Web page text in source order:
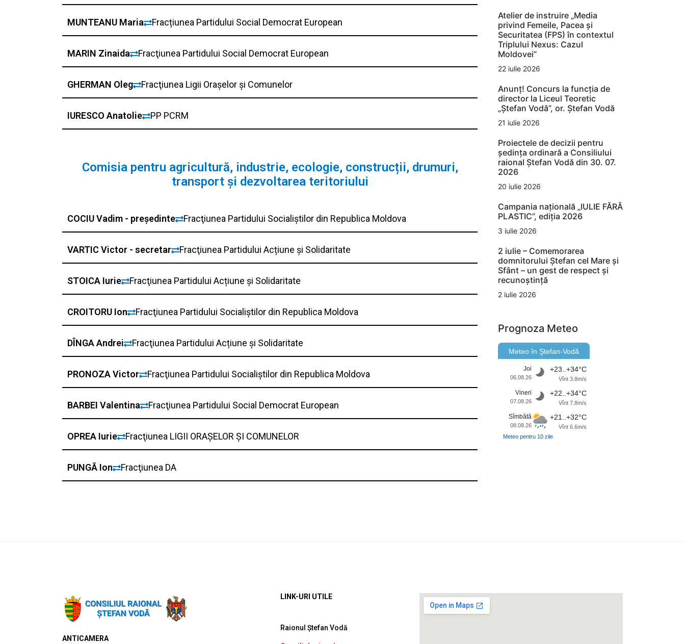
MUNTEANU Maria Fracțiunea Partidului Social Democrat European
MARIN Zinaida Fracţiunea Partidului Social Democrat European
GHERMAN Oleg Fracţiunea Ligii Orașelor și Comunelor
IURESCO Anatolie PP PCRM
Comisia pentru agricultură, industrie, ecologie, construcții, drumuri,
transport și dezvoltarea teritoriului
COCIU Vadim - președinte Fracţiunea Partidului Socialiștilor din Republica Moldova
VARTIC Victor - secretar Fracţiunea Partidului Acțiune și Solidaritate
STOICA Iurie Fracţiunea Partidului Acțiune și Solidaritate
CROITORU Ion Fracţiunea Partidului Socialiștilor din Republica Moldova
DÎNGA Andrei Fracţiunea Partidului Acțiune și Solidaritate
PRONOZA Victor Fracţiunea Partidului Socialiștilor din Republica Moldova
BARBEI Valentina Fracţiunea Partidului Social Democrat European
OPREA Iurie Fracţiunea LIGII ORAȘELOR ȘI COMUNELOR
PUNGĂ Ion Fracţiunea DA
Atelier de instruire „Media
privind Femeile, Pacea și
Securitatea (FPS) în contextul
Triplului Nexus: Cazul
Moldovei”
22 iulie 2026
Anunț! Concurs la funcția de
director la Liceul Teoretic
„Ștefan Vodă”, or. Ștefan Vodă
21 iulie 2026
Proiectele de decizii pentru
ședința ordinară a Consiliului
raional Ștefan Vodă din 30. 07.
2026
20 iulie 2026
Campania națională „IULIE FĂRĂ
PLASTIC”, ediția 2026
3 iulie 2026
2 iulie – Comemorarea
domnitorului Ștefan cel Mare și
Sfânt – un gest de respect și
recunoștință
2 iulie 2026
Prognoza Meteo
Meteo în Ştefan-Vodă
Joi
06.08.26
+23..+34°C
Vînt 3.8m/s
Vineri
07.08.26
+22..+34°C
Vînt 7.8m/s
Sîmbătă
08.08.26
+21..+32°C
Vînt 6.6m/s
Meteo pentru 10 zile
ANTICAMERA
LINK-URI UTILE
Raionul Ștefan Vodă